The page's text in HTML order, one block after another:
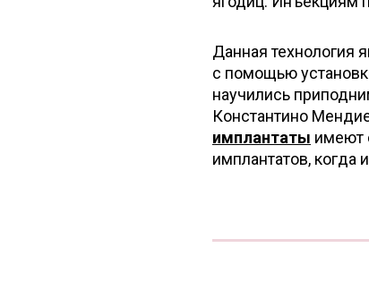
Данная технология
с помощью
научились
Константино
имплантаты имеют
имплантатов, когда